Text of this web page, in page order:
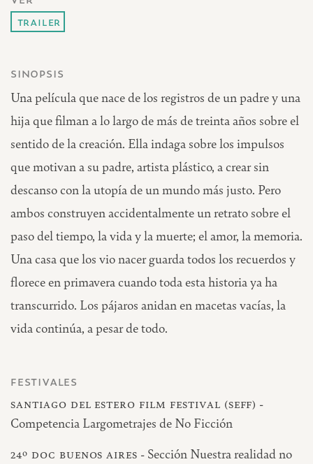
trailer
sinopsis
Una película que nace de los registros de un padre y una
hija que filman a lo largo de más de treinta años sobre el
sentido de la creación. Ella indaga sobre los impulsos
que motivan a su padre, artista plástico, a crear sin
descanso con la utopía de un mundo más justo. Pero
ambos construyen accidentalmente un retrato sobre el
paso del tiempo, la vida y la muerte; el amor, la memoria.
Una casa que los vio nacer guarda todos los recuerdos y
florece en primavera cuando toda esta historia ya ha
transcurrido. Los pájaros anidan en macetas vacías, la
vida continúa, a pesar de todo.
festivales
santiago del estero film festival (seff) -
Competencia Largometrajes de No Ficción
24º doc buenos aires - Sección Nuestra realidad no